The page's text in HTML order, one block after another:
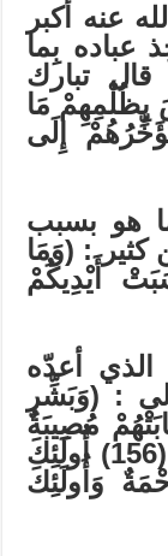
عنه أكبر
عباده بِما
تبارك
بِظُلْمِهِمْ مَا
إِلَى
هو بسبب
كثير : (وَمَا
أَيْدِيكُمْ
الذي أعدّه
: (وَبَشِّرِ
أَصَابَتْهُمْ مُصِيبَةٌ
قَالُوا إِنَّا لِلَّهِ وَإِنَّا إِلَيْهِ رَاجِعُونَ (156) أُولَئِكَ
وَأُولَئِكَ